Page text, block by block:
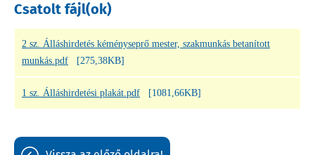
Csatolt fájl(ok)
2 sz. Álláshirdetés kéményseprő mester, szakmunkás betanított
munkás.pdf
[275,38KB]
1 sz. Álláshirdetési plakát.pdf [1081,66KB]